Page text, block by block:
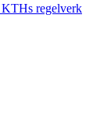
KTHs regelverk